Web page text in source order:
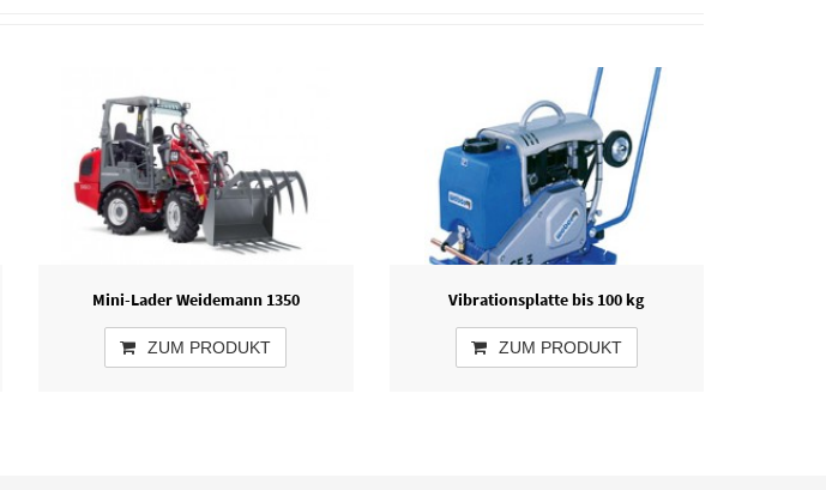
Mini-Lader Weidemann 1350
ZUM PRODUKT
Vibrationsplatte bis 100 kg
ZUM PRODUKT